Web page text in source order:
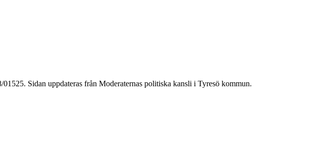
Sidan uppdateras från Moderaternas politiska kansli i Tyresö kommun.